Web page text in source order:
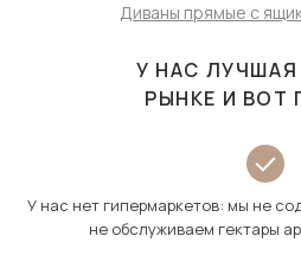
Диваны прямые с
У НАС ЛУЧШАЯ
РЫНКЕ И ВОТ
У нас нет гипермаркетов: мы не
не обслуживаем гектары